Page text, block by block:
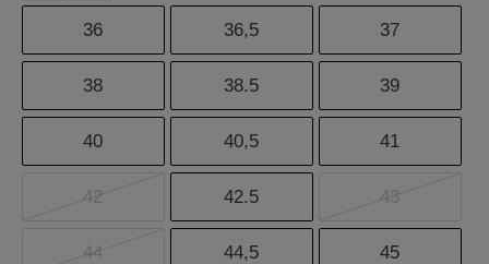
36 36,5 37
38 38.5 39
40 40,5 41
42 42.5 43
44 44,5 45